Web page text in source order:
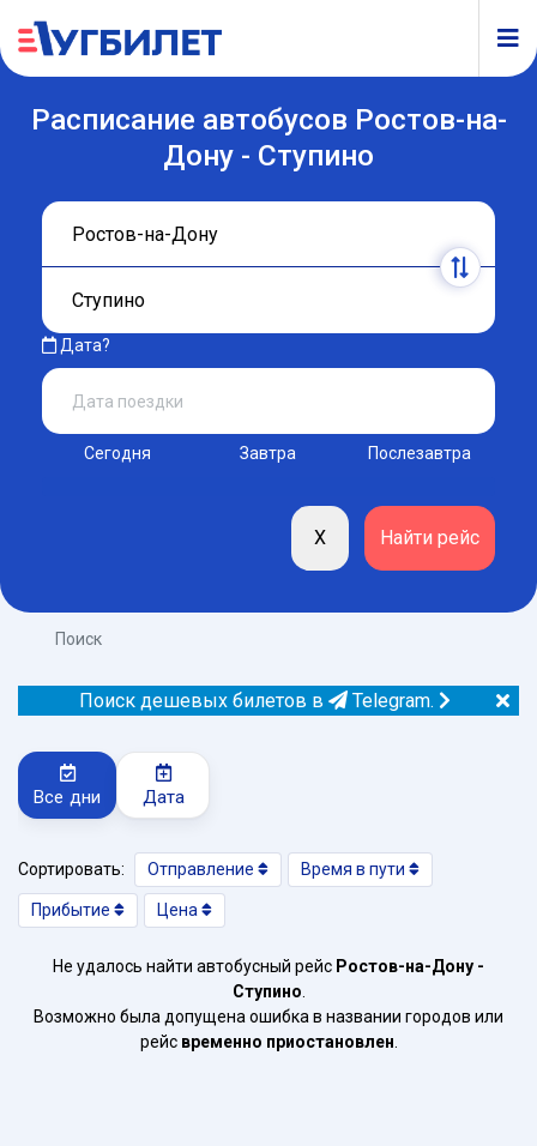
Расписание автобусов Ростов-на-
Дону - Ступино
Дата?
Сегодня Завтра Послезавтра
Поиск
Поиск дешевых билетов в Telegram.
Все дни Дата
Сортировать: Отправление Время в пути
Прибытие Цена
Не удалось найти автобусный рейс Ростов-на-Дону -
Ступино
Возможно была допущена ошибка в названии городов или
рейс временно приостановлен